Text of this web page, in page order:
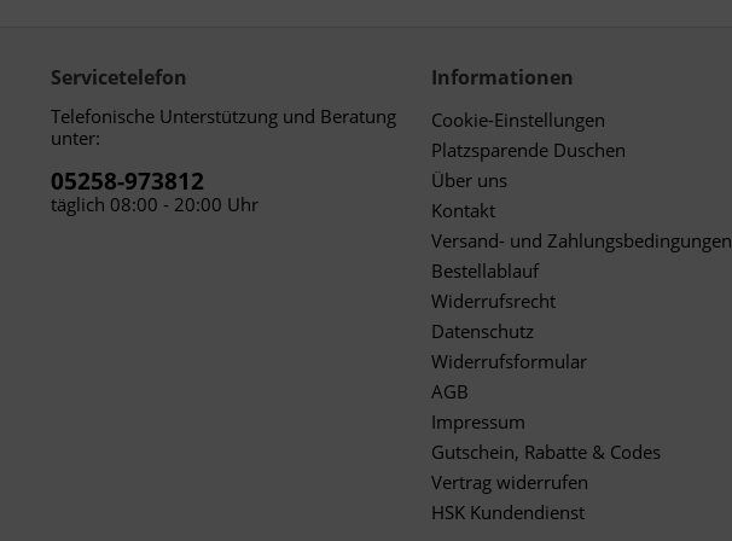
Servicetelefon
Telefonische Unterstützung und Beratung
unter:
05258-973812
täglich 08:00 - 20:00 Uhr
Informationen
Cookie-Einstellungen
Platzsparende Duschen
Über uns
Kontakt
Versand- und Zahlungsbedingungen
Bestellablauf
Widerrufsrecht
Datenschutz
Widerrufsformular
AGB
Impressum
Gutschein, Rabatte & Codes
Vertrag widerrufen
HSK Kundendienst